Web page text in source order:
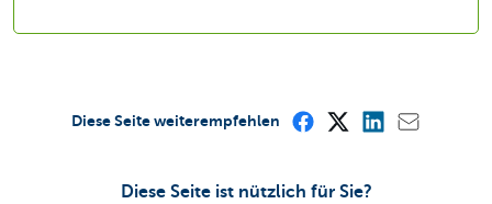
Diese Seite ist nützlich für Sie?
Diese Seite weiterempfehlen